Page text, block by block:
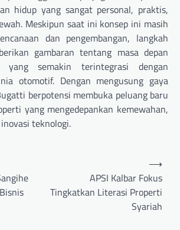
hidup yang sangat personal, praktis,
Meskipun saat ini konsep ini masih
dan pengembangan, langkah
gambaran tentang masa depan
yang semakin terintegrasi dengan
otomotif. Dengan mengusung gaya
berpotensi membuka peluang baru
yang mengedepankan kemewahan,
teknologi.
APSI Kalbar Fokus
Tingkatkan Literasi Properti
Syariah
⟶